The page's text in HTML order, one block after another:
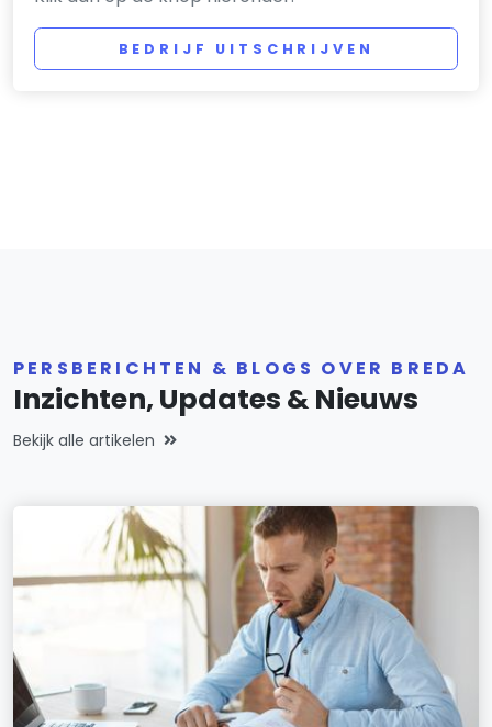
BEDRIJF UITSCHRIJVEN
PERSBERICHTEN & BLOGS OVER BREDA
Inzichten, Updates & Nieuws
Bekijk alle artikelen